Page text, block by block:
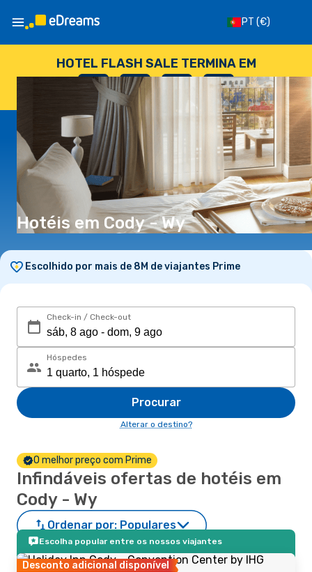
PT (€)
HOTEL FLASH SALE TERMINA EM
--
DIAS
: --
HORAS
: --
SEGUNDOS
Hotéis em Cody - Wy
Escolhido por mais de 8M de viajantes Prime
Check-in / Check-out
Hóspedes
Procurar
Alterar o destino?
O melhor preço com Prime
Infindáveis ofertas de hotéis em
Cody - Wy
Ordenar por: Populares
Escolha popular entre os nossos viajantes
Desconto adicional disponível